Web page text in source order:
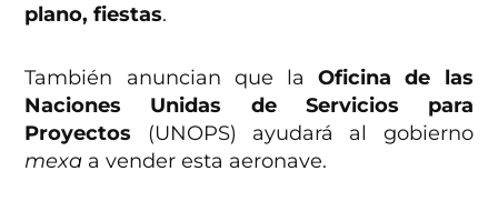
plano, fiestas.
También anuncian que la Oficina de las
Naciones Unidas de Servicios para
Proyectos (UNOPS) ayudará al gobierno
mexa a vender esta aeronave.